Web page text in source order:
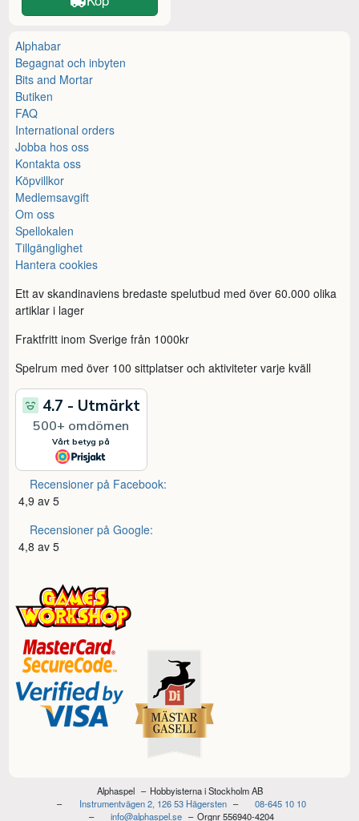
Alphabar
Begagnat och inbyten
Bits and Mortar
Butiken
FAQ
International orders
Jobba hos oss
Kontakta oss
Köpvillkor
Medlemsavgift
Om oss
Spellokalen
Tillgänglighet
Hantera cookies
Ett av skandinaviens bredaste spelutbud med över 60.000 olika
artiklar i lager
Fraktfritt inom Sverige från 1000kr
Spelrum med över 100 sittplatser och aktiviteter varje kväll
Recensioner på Facebook:
4,9 av 5
Recensioner på Google:
4,8 av 5
Alphaspel
Hobbyisterna i Stockholm AB
Instrumentvägen 2, 126 53 Hägersten
08-645 10 10
info@alphaspel.se
Orgnr 556940-4204